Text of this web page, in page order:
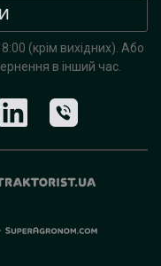
(крім вихідних). Або
в інший час.